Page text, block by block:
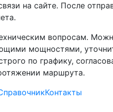
на сайте. После
вопросам.
мощностями,
по графику,
маршрута.
Контакты